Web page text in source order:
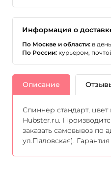
Информация о
По Москве и области: в
По России: курьером,
Описание
Спиннер стандарт,
Hubster.ru.
заказать самовывоз по
ул.Пяловская).